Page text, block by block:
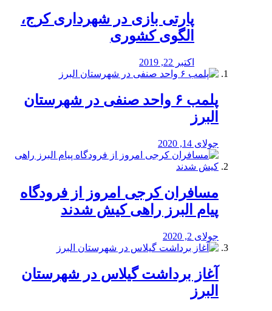
پارتی بازی در شهرداری کرج،
الگوی کشوری
اکتبر 22, 2019
پلمب ۶ واحد صنفی در شهرستان
البرز
جولای 14, 2020
مسافران کرجی امروز از فرودگاه
پیام البرز راهی کیش شدند
جولای 2, 2020
آغاز برداشت گیلاس در شهرستان
البرز